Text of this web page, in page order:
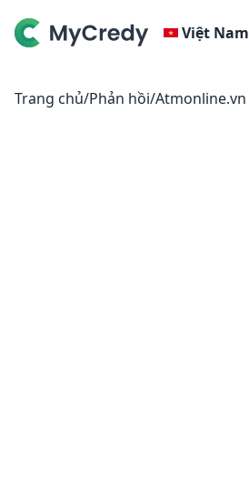
Việt Nam
Trang chủ/Phản hồi/Atmonline.vn